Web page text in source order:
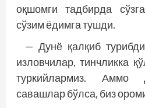
оқшомги тадбирда
сўзим ёдимга тушди.
— Дунё қалқиб
изловчилар, тинчликка
туркийлармиз. Аммо
савашлар бўлса, биз